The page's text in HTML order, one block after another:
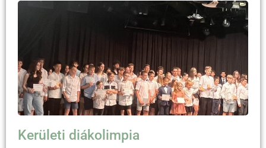
Kerületi diákolimpia